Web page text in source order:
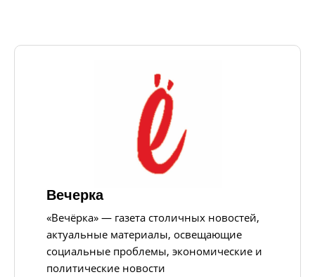
Вечерка
«Вечёрка» — газета столичных новостей,
актуальные материалы, освещающие
социальные проблемы, экономические и
политические новости